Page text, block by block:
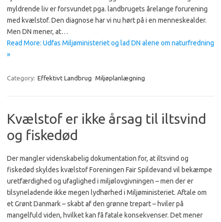
myldrende liv er forsvundet pga. landbrugets årelange forurening
med kvælstof. Den diagnose har vi nu hørt på i en menneskealder.
Men DN mener, at…
Read More: Udfas Miljøministeriet og lad DN alene om naturfredning
»
Category: Effektivt Landbrug Miljøplanlægning
Kvælstof er ikke årsag til iltsvind
og fiskedød
Der mangler videnskabelig dokumentation for, at iltsvind og
fiskedød skyldes kvælstof Foreningen Fair Spildevand vil bekæmpe
uretfærdighed og ufaglighed i miljølovgivningen – men der er
tilsyneladende ikke megen lydhørhed i Miljøministeriet. Aftale om
et Grønt Danmark – skabt af den grønne trepart – hviler på
mangelfuld viden, hvilket kan få fatale konsekvenser. Det mener